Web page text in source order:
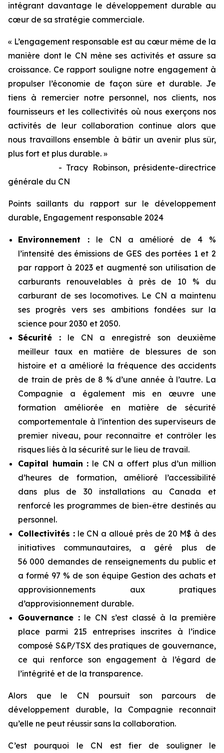
intégrant davantage le développement durable au
cœur de sa stratégie commerciale.
« L’engagement responsable est au cœur même de la
manière dont le CN mène ses activités et assure sa
croissance. Ce rapport souligne notre engagement à
propulser l’économie de façon sûre et durable. Je
tiens à remercier notre personnel, nos clients, nos
fournisseurs et les collectivités où nous exerçons nos
activités de leur collaboration continue alors que
nous travaillons ensemble à bâtir un avenir plus sûr,
plus fort et plus durable. »
- Tracy Robinson, présidente-directrice
générale du CN
Points saillants du rapport sur le développement
durable, Engagement responsable 2024
Environnement :le CN a amélioré de 4 %
l’intensité des émissions de GES des portées 1 et 2
par rapport à 2023 et augmenté son utilisation de
carburants renouvelables à près de 10 % du
carburant de ses locomotives. Le CN a maintenu
ses progrès vers ses ambitions fondées sur la
science pour 2030 et 2050.
Sécurité : le CN a enregistré son deuxième
meilleur taux en matière de blessures de son
histoire et a amélioré la fréquence des accidents
de train de près de 8 % d’une année à l’autre. La
Compagnie a également mis en œuvre une
formation améliorée en matière de sécurité
comportementale à l’intention des superviseurs de
premier niveau, pour reconnaître et contrôler les
risques liés à la sécurité sur le lieu de travail.
Capital humain : le CN a offert plus d’un million
d’heures de formation, amélioré l’accessibilité
dans plus de 30 installations au Canada et
renforcé les programmes de bien-être destinés au
personnel.
Collectivités :le CN a alloué près de 20 M$ à des
initiatives communautaires, a géré plus de
56 000 demandes de renseignements du public et
a formé 97 % de son équipe Gestion des achats et
approvisionnements aux pratiques
d’approvisionnement durable.
Gouvernance : le CN s’est classé à la première
place parmi 215 entreprises inscrites à l’indice
composé S&P/TSX des pratiques de gouvernance,
ce qui renforce son engagement à l’égard de
l’intégrité et de la transparence.
Alors que le CN poursuit son parcours de
développement durable, la Compagnie reconnaît
qu’elle ne peut réussir sans la collaboration.
C’est pourquoi le CN est fier de souligner le